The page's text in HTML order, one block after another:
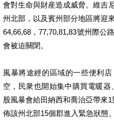
會對生命與財産造成威脅。維吉
州北部，以及賓州部分地區將迎
64,66,68，77,70,81,83號州際公
會被迫關閉。
風暴將途經的區域的一些便利
空，民衆也開始集中購買電暖
股風暴會給田納西和喬治亞帶來
佈該州北部15個郡進入緊急狀態。